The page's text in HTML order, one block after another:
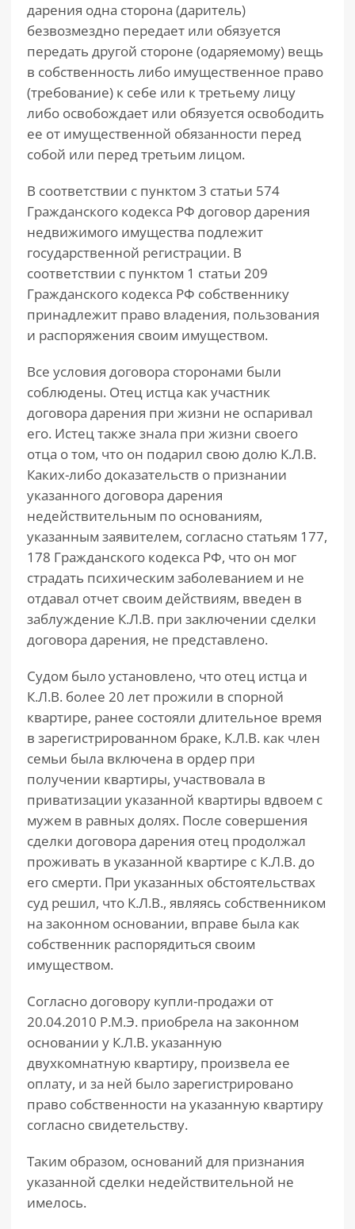
дарения одна сторона (даритель)
безвозмездно передает или обязуется
передать другой стороне (одаряемому) вещь
в собственность либо имущественное право
(требование) к себе или к третьему лицу
либо освобождает или обязуется освободить
ее от имущественной обязанности перед
собой или перед третьим лицом.
В соответствии с пунктом 3 статьи 574
Гражданского кодекса РФ договор дарения
недвижимого имущества подлежит
государственной регистрации. В
соответствии с пунктом 1 статьи 209
Гражданского кодекса РФ собственнику
принадлежит право владения, пользования
и распоряжения своим имуществом.
Все условия договора сторонами были
соблюдены. Отец истца как участник
договора дарения при жизни не оспаривал
его. Истец также знала при жизни своего
отца о том, что он подарил свою долю К.Л.В.
Каких-либо доказательств о признании
указанного договора дарения
недействительным по основаниям,
указанным заявителем, согласно статьям 177,
178 Гражданского кодекса РФ, что он мог
страдать психическим заболеванием и не
отдавал отчет своим действиям, введен в
заблуждение К.Л.В. при заключении сделки
договора дарения, не представлено.
Судом было установлено, что отец истца и
К.Л.В. более 20 лет прожили в спорной
квартире, ранее состояли длительное время
в зарегистрированном браке, К.Л.В. как член
семьи была включена в ордер при
получении квартиры, участвовала в
приватизации указанной квартиры вдвоем с
мужем в равных долях. После совершения
сделки договора дарения отец продолжал
проживать в указанной квартире с К.Л.В. до
его смерти. При указанных обстоятельствах
суд решил, что К.Л.В., являясь собственником
на законном основании, вправе была как
собственник распорядиться своим
имуществом.
Согласно договору купли-продажи от
20.04.2010 Р.М.Э. приобрела на законном
основании у К.Л.В. указанную
двухкомнатную квартиру, произвела ее
оплату, и за ней было зарегистрировано
право собственности на указанную квартиру
согласно свидетельству.
Таким образом, оснований для признания
указанной сделки недействительной не
имелось.